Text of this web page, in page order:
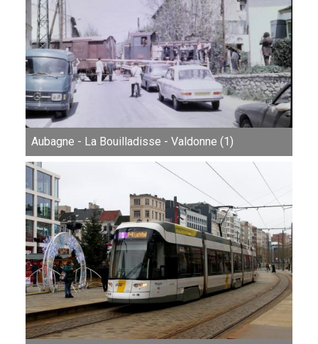
Aubagne - La Bouilladisse - Valdonne (1)